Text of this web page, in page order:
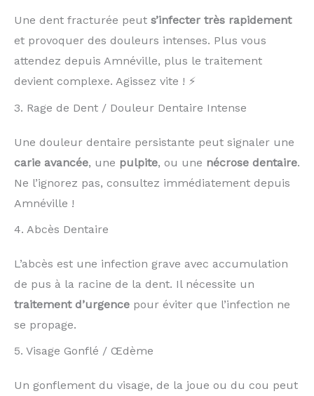
Une dent fracturée peut s’infecter très rapidement
et provoquer des douleurs intenses. Plus vous
attendez depuis Amnéville, plus le traitement
devient complexe. Agissez vite ! ⚡
3. Rage de Dent / Douleur Dentaire Intense
Une douleur dentaire persistante peut signaler une
carie avancée, une pulpite, ou une nécrose dentaire.
Ne l’ignorez pas, consultez immédiatement depuis
Amnéville !
4. Abcès Dentaire
L’abcès est une infection grave avec accumulation
de pus à la racine de la dent. Il nécessite un
traitement d’urgence pour éviter que l’infection ne
se propage.
5. Visage Gonflé / Œdème
Un gonflement du visage, de la joue ou du cou peut